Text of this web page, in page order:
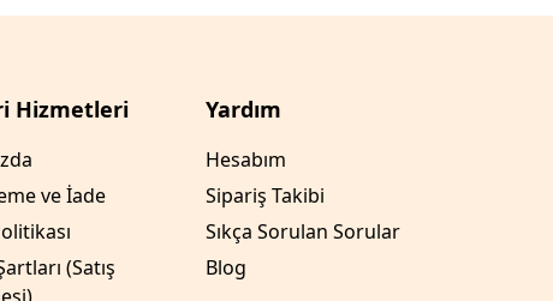
Hizmetleri
ve İade
(Satış
Yardım
Hesabım
Sipariş Takibi
Sıkça Sorulan Sorular
Blog